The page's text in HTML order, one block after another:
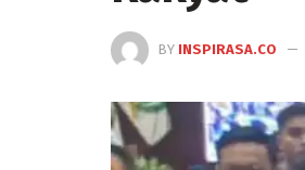
BY INSPIRASA.CO